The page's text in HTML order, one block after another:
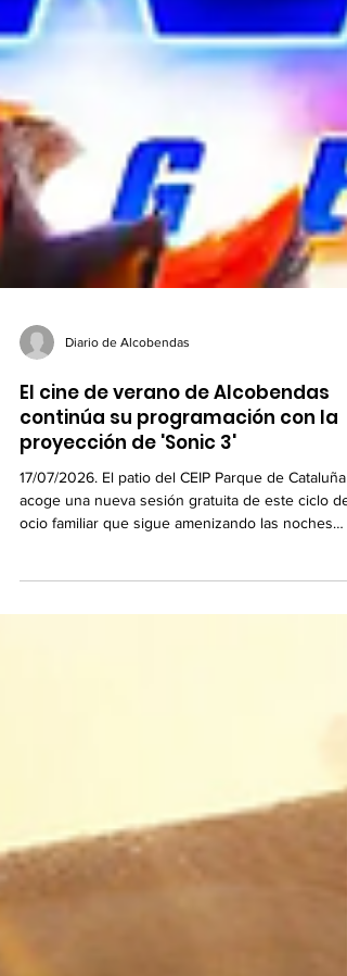
El cine de verano de Alcobendas
continúa su programación con la
proyección de 'Sonic 3'
17/07/2026. El patio del CEIP Parque de Cataluña
acoge una nueva sesión gratuita de este ciclo de
estivales